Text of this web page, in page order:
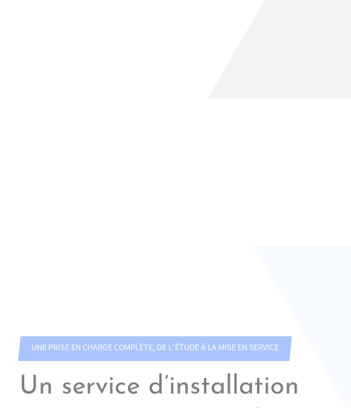
UNE PRISE EN CHARGE COMPLÈTE, DE L’ÉTUDE À LA MISE EN SERVICE
Un service d’installation